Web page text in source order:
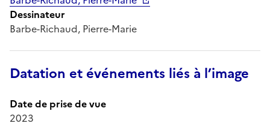
Dessinateur
Barbe-Richaud, Pierre-Marie
Datation et événements liés à l’image
Date de prise de vue
2023